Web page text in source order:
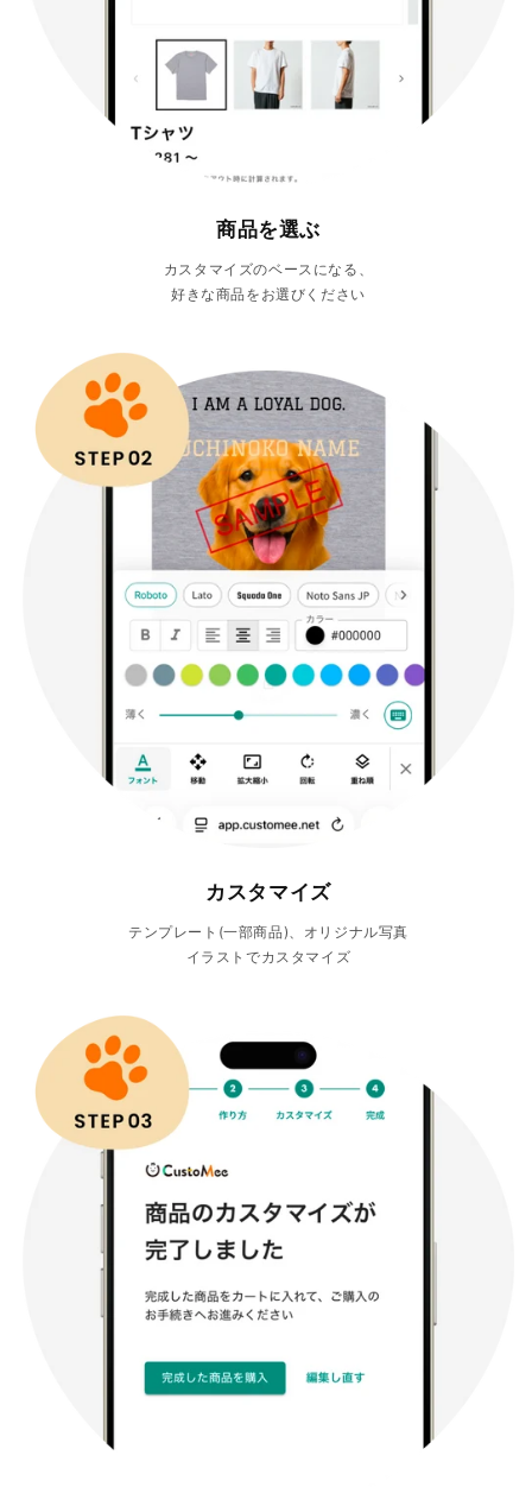
商品を選ぶ
カスタマイズのベースになる、
好きな商品をお選びください
カスタマイズ
テンプレート(一部商品)、オリジナル写真
イラストでカスタマイズ